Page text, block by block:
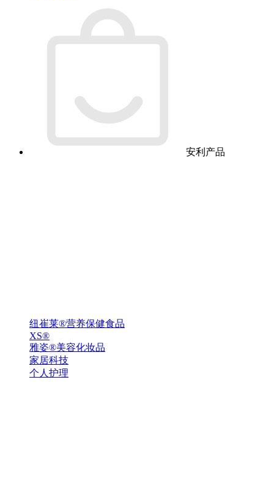
安利产品
纽崔莱®营养保健食品
XS®
雅姿®美容化妆品
家居科技
个人护理